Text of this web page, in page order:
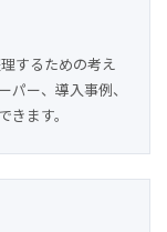
するための考え
パー、導入事例、
きます。